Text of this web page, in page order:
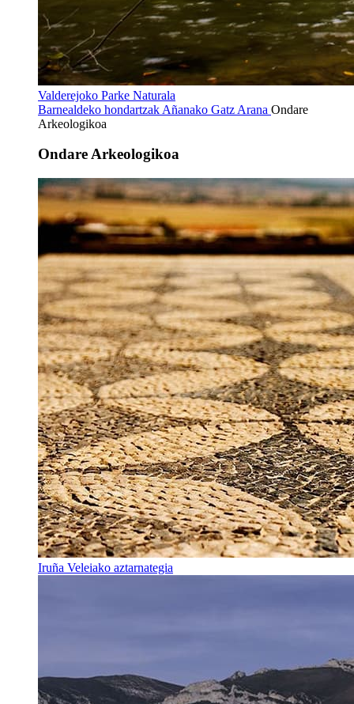
Valderejoko Parke Naturala
Barnealdeko hondartzak Añanako Gatz Arana Ondare
Arkeologikoa
Ondare Arkeologikoa
Iruña Veleiako aztarnategia